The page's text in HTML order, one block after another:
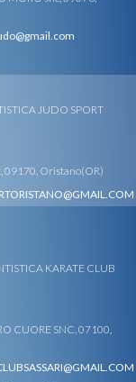
JUDO SPORT
09170, Oristano(OR)
KARATE CLUB
CUORE SNC, 07100,